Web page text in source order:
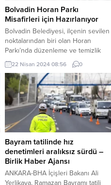
Tedarikçileri Fuarı – Pet İzmir 2026,
8-11...
Bolvadin Horan Parkı
Misafirleri için Hazırlanıyor
Bolvadin Belediyesi, ilçenin sevilen
noktalarından biri olan Horan
Parkı’nda düzenleme ve temizlik
çalışmalarına hız verdi. Parkın her
köşesinde titizlikle yapılan
düzenlemelerle misafirlerin keyifli
zaman geçirebilecekleri bir ortam
oluşturuluyor. Bolvadin Belediye
Başkanı Derviş Aynacı, Horan
Parkı’nın Bolvadin’in önemli bir
değeri olduğunu belirterek,
“Misafirlerimizin temiz, nezih ve
yeşile doyacağı bir ortamda
zaman...
22 Nisan 2024 08:56 0
Bayram tatilinde hız
denetimleri aralıksız sürdü –
Birlik Haber Ajansı
ANKARA-BHA İçişleri Bakanı Ali
Yerlikaya, Ramazan Bayramı tatili